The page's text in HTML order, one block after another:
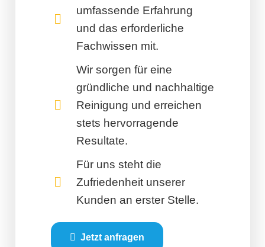
umfassende Erfahrung
und das erforderliche
Fachwissen mit.
Wir sorgen für eine
gründliche und nachhaltige
Reinigung und erreichen
stets hervorragende
Resultate.
Für uns steht die
Zufriedenheit unserer
Kunden an erster Stelle.
Jetzt anfragen